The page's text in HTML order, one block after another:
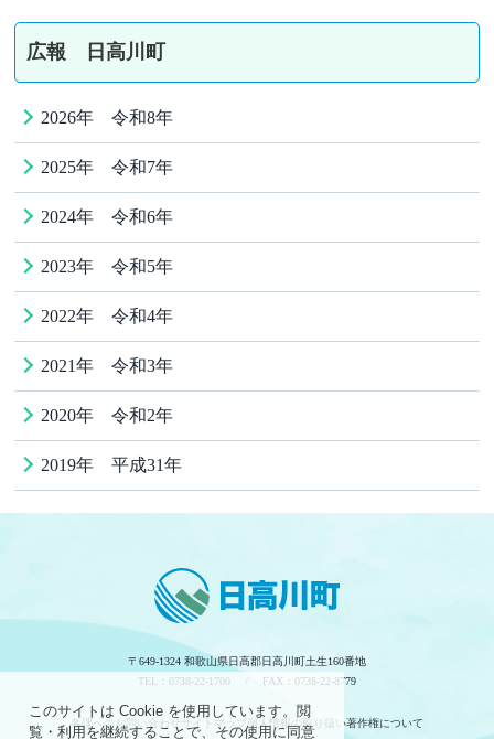
このサイトは Cookie を使用しています。閲
覧・利用を継続することで、その使用に同意
広報 日高川町
2026年 令和8年
2025年 令和7年
2024年 令和6年
2023年 令和5年
2022年 令和4年
2021年 令和3年
2020年 令和2年
2019年 平成31年
〒649-1324 和歌山県日高郡日高川町土生160番地
TEL：0738-22-1700 / FAX：0738-22-8779
各課へのお問い合わせ サイトマップ個人情報の取り扱い著作権について